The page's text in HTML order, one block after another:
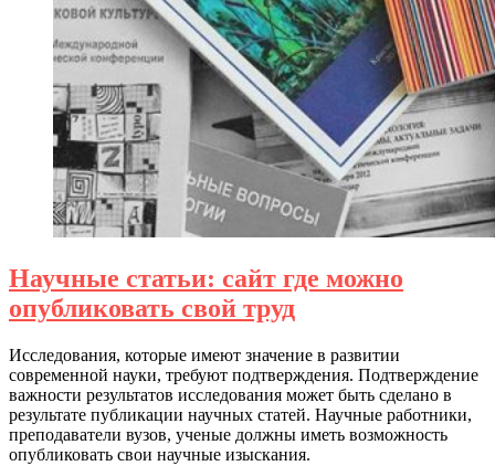
Научные статьи: сайт где можно
опубликовать свой труд
Исследования, которые имеют значение в развитии
современной науки, требуют подтверждения. Подтверждение
важности результатов исследования может быть сделано в
результате публикации научных статей. Научные работники,
преподаватели вузов, ученые должны иметь возможность
опубликовать свои научные изыскания.